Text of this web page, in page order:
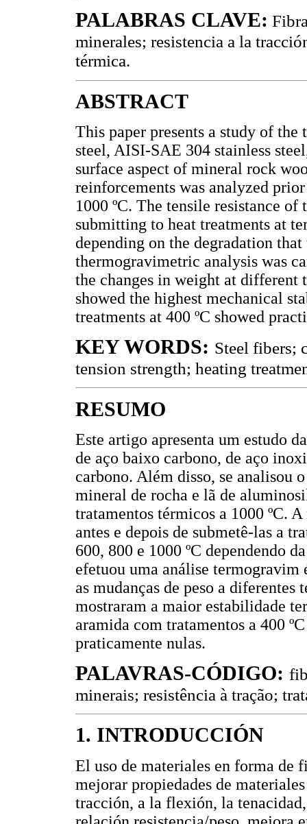
PALABRAS CLAVE:
minerales; resistencia a la
térmica.
ABSTRACT
This paper presents a study of
steel, AISI-SAE 304 stainless
surface aspect of mineral rock
reinforcements was analyzed
1000 ºC. The tensile resistance
submitting to heat treatments at
depending on the degradation
thermogravimetric analysis was
the changes in weight at different
showed the highest mechanical
treatments at 400 ºC showed
KEY WORDS: Steel fibers;
tension strength; heating
RESUMO
Este artigo apresenta um estudo
de aço baixo carbono, de aço
carbono. Além disso, se analisou
mineral de rocha e lã de
tratamentos térmicos a 1000 ºC.
antes e depois de submetê-las a
600, 800 e 1000 ºC dependendo
efetuou uma análise
as mudanças de peso a
mostraram a maior estabilidade
aramida com tratamentos a 400
praticamente nulas.
PALAVRAS-CÓDIGO:
minerais; resistência à tração;
1. INTRODUCCIÓN
El uso de materiales en forma de
mejorar propiedades de
tracción, a la flexión, la